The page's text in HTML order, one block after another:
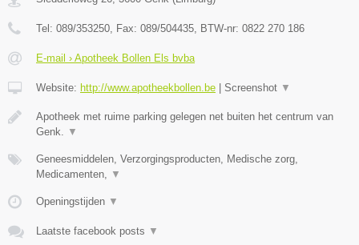
Tel: 089/353250, Fax: 089/504435, BTW-nr: 0822 270 186
E-mail › Apotheek Bollen Els bvba
Website: http://www.apotheekbollen.be Screenshot ▼
Apotheek met ruime parking gelegen net buiten het centrum van
Genk. ▼
Geneesmiddelen, Verzorgingsproducten, Medische zorg,
Medicamenten, ▼
Openingstijden ▼
Laatste facebook posts ▼